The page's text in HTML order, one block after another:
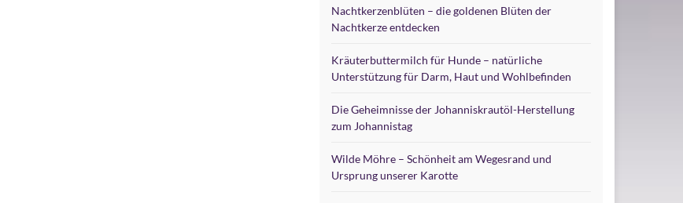
Nachtkerzenblüten – die goldenen Blüten der
Nachtkerze entdecken
Kräuterbuttermilch für Hunde – natürliche
Unterstützung für Darm, Haut und Wohlbefinden
Die Geheimnisse der Johanniskrautöl-Herstellung
zum Johannistag
Wilde Möhre – Schönheit am Wegesrand und
Ursprung unserer Karotte